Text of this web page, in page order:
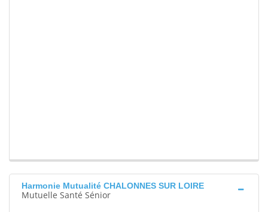
Harmonie Mutualité CHALONNES SUR LOIRE
Mutuelle Santé Sénior